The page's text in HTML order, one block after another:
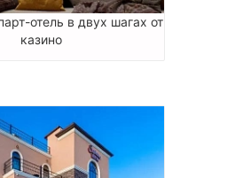
отель в двух шагах от
казино